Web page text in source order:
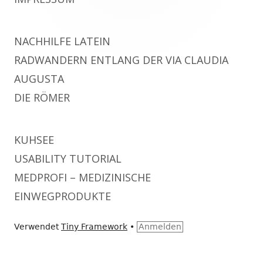
NACHHILFE LATEIN
RADWANDERN ENTLANG DER VIA CLAUDIA
AUGUSTA
DIE RÖMER
KUHSEE
USABILITY TUTORIAL
MEDPROFI – MEDIZINISCHE
EINWEGPRODUKTE
VerwendetTiny Framework • Anmelden